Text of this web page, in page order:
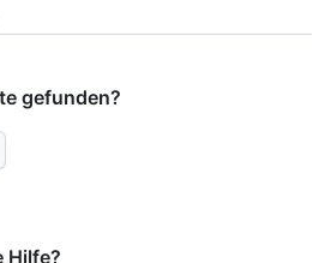
gefunden?
Hilfe?